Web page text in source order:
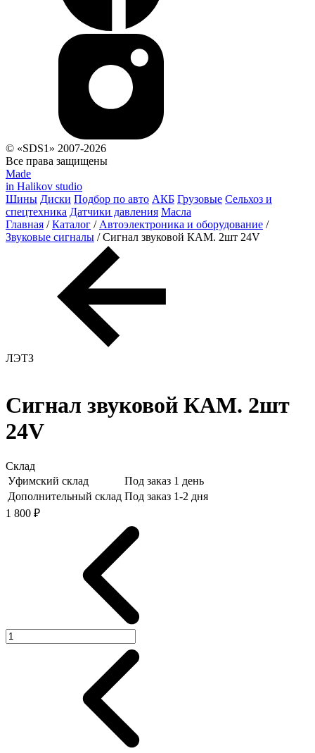
© «SDS1» 2007-2026
Все права защищены
Made
in Halikov studio
Шины Диски Подбор по авто АКБ Грузовые Сельхоз и
спецтехника Датчики давления Масла
Главная / Каталог / Автоэлектроника и оборудование /
Звуковые сигналы / Сигнал звуковой КАМ. 2шт 24V
ЛЭТЗ
Сигнал звуковой КАМ. 2шт
24V
Склад
Уфимский склад
Под заказ 1 день
Дополнительный склад Под заказ 1-2 дня
1 800 ₽